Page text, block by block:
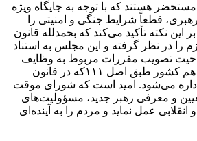
هستند که با توجه به جایگاه ویژه
قطعاً شرایط جنگی و امنیتی را
این نکته تأکید می‌کند که بحمدلله قانون
را در نظر گرفته و این مجلس به استناد
صلاحیت تصویب مقررات مربوط به وظایف
خود را داراست و امروز هم کشور طبق اصل ۱۱۱که در قانون
می‌شود. امید است که شورای موقت
و معرفی رهبر جدید، مسؤولیت‌های
عمل نماید و مردم را به آینده‌ای